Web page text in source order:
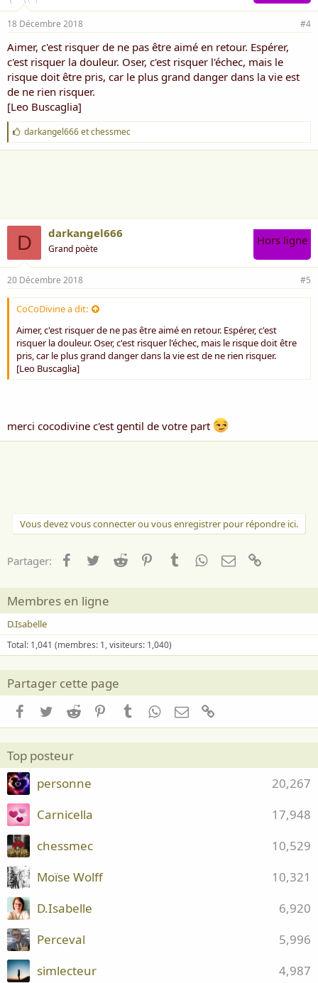
18 Décembre 2018 #4
Aimer, c'est risquer de ne pas être aimé en retour. Espérer,
c'est risquer la douleur. Oser, c'est risquer l'échec, mais le
risque doit être pris, car le plus grand danger dans la vie est
de ne rien risquer.
[Leo Buscaglia]
J
'
a
darkangel666etchessmec
D darkangel666
Grand poète
Hors ligne
20 Décembre 2018 #5
CoCoDivine a dit:
Aimer, c'est risquer de ne pas être aimé en retour. Espérer, c'est
risquer la douleur. Oser, c'est risquer l'échec, mais le risque doit être
pris, car le plus grand danger dans la vie est de ne rien risquer.
[Leo Buscaglia]
merci cocodivine c'est gentil de votre part
Vous devez vous connecter ou vous enregistrer pour répondre ici.
Partager: Facebook
TwitterReddit PinterestTumblrWhatsApp
Email
Membres en ligne
D.Isabelle
Total: 1,041 (membres: 1, visiteurs: 1,040)
Partager cette page
Facebook
TwitterReddit PinterestTumblrWhatsApp
Email
Top posteur
20,267
personne
17,948
Carnicella
10,529
chessmec
10,321
Moïse Wolff
6,920
D.Isabelle
5,996
Perceval
4,987
simlecteur